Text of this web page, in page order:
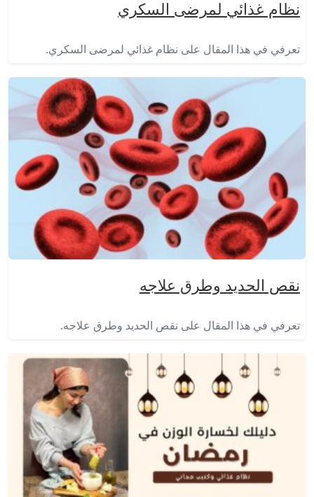
نظام غذائي لمرضى السكري
تعرفي في هذا المقال على نظام غذائي لمرضى السكري.
نقص الحديد وطرق علاجه
تعرفي في هذا المقال على نقص الحديد وطرق علاجه.